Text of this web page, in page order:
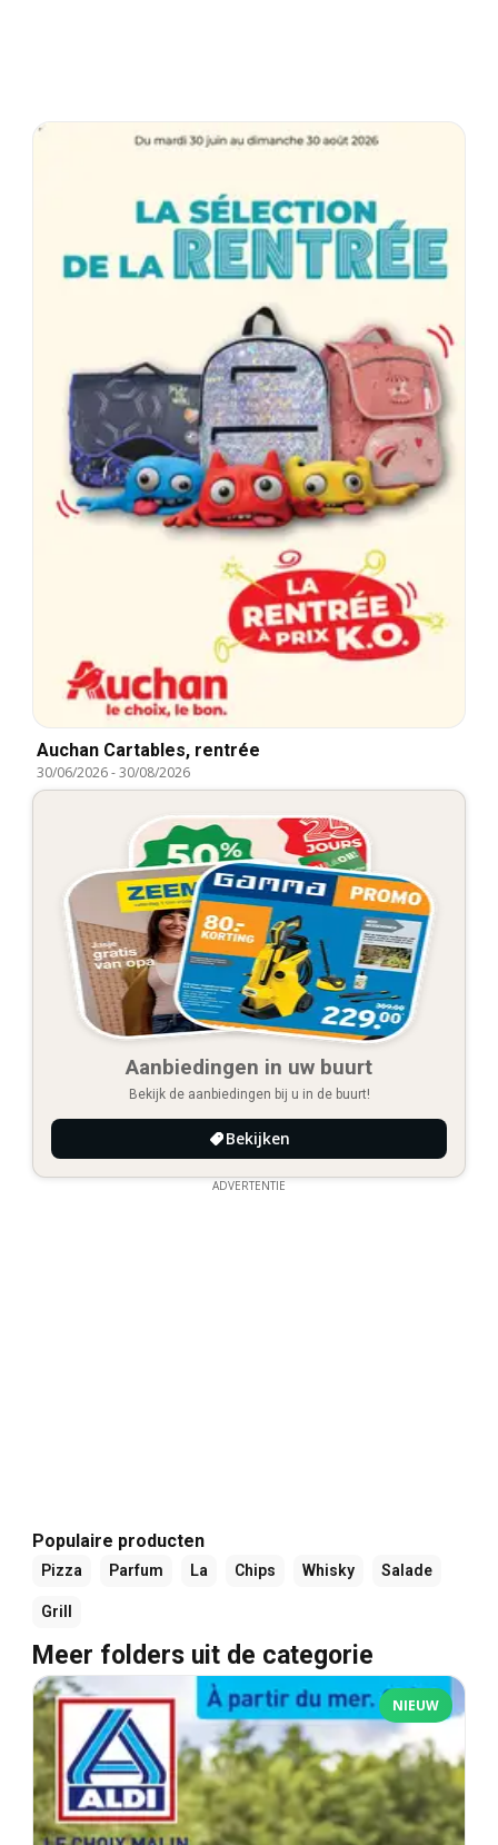
Auchan Cartables, rentrée
30/06/2026-30/08/2026
Aanbiedingen in uw buurt
Bekijk de aanbiedingen bij u in de buurt!
Bekijken
ADVERTENTIE
Populaire producten
Pizza Parfum La Chips Whisky Salade
Grill
Meer folders uit de categorie
NIEUW